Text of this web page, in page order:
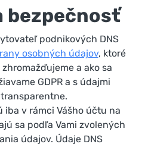
bezpečnosť
podnikových DNS
osobných údajov, ktoré
a ako sa
GDPR a s údajmi
iba v rámci Vášho účtu na
sa podľa Vami zvolených
údajov. Údaje DNS